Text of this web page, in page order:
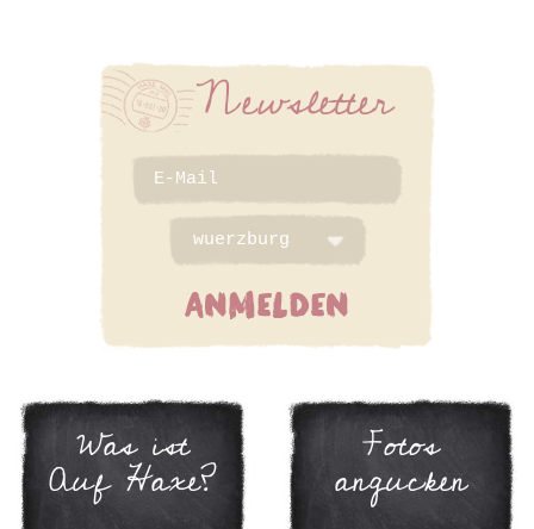
Newsletter
ANMELDEN
Was ist
Auf Haxe?
Fotos
angucken